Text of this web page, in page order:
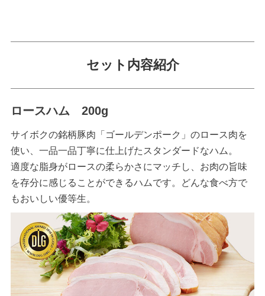
セット内容紹介
ロースハム 200g
サイボクの銘柄豚肉「ゴールデンポーク」のロース肉を
使い、一品一品丁寧に仕上げたスタンダードなハム。
適度な脂身がロースの柔らかさにマッチし、お肉の旨味
を存分に感じることができるハムです。どんな食べ方で
もおいしい優等生。